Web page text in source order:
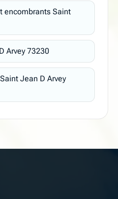
encombrants Saint
Arvey 73230
Jean D Arvey